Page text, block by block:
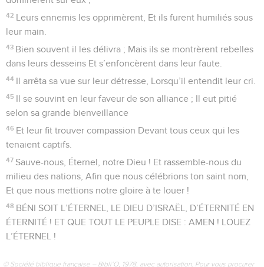
30
Ils se réjouirent de ce qu’ils s’étaient apaisés. Et (l’Éternel)
les conduisit au port désiré.
31
ses merveilles en faveur des humains !
32
louent dans la réunion des anciens !
33 Il change les fleuves en désert Et les sources d’eaux en
terre desséchée,
34 Le pays fertile en pays salé, A cause de la méchanceté de
ses habitants.
35 Il change le désert en étang Et la terre aride en sources
d’eaux,
36
Et il y fait habiter les affamés. Ils fondent une ville
habitable ;
37
Ils ensemencent des champs, plantent des vignes Qui
Il les bénit, ils deviennent très nombreux, Et il ne diminue